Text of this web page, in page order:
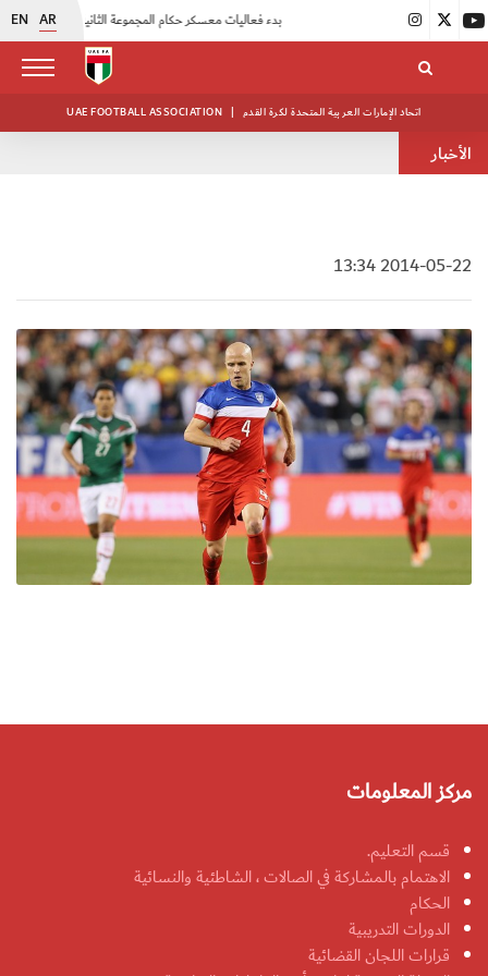
EN AR |
UAE FOOTBALL ASSOCIATION | اتحاد الإمارات العربية المتحدة لكرة القدم
الأخبار
2014-05-22 13:34
مركز المعلومات
قسم التعليم.
الاهتمام بالمشاركة في الصالات ، الشاطئية والنسائية
الحكام
الدورات التدريبية
قرارات اللجان القضائية